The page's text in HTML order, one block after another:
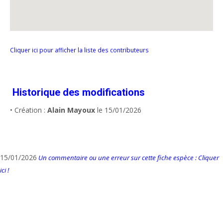
Cliquer ici pour afficher la liste des contributeurs
Historique des modifications
• Création : Alain Mayoux le 15/01/2026
15/01/2026 Un commentaire ou une erreur sur cette fiche espèce : Cliquer
ici !